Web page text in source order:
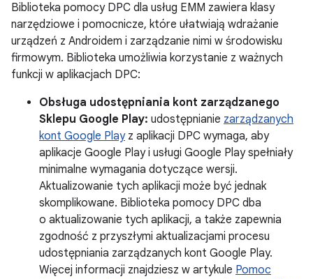
Biblioteka pomocy DPC dla usług EMM zawiera klasy
narzędziowe i pomocnicze, które ułatwiają wdrażanie
urządzeń z Androidem i zarządzanie nimi w środowisku
firmowym. Biblioteka umożliwia korzystanie z ważnych
funkcji w aplikacjach DPC:
Obsługa udostępniania kont zarządzanego
Sklepu Google Play: udostępnianie zarządzanych
kont Google Playz aplikacji DPC wymaga, aby
aplikacje Google Play i usługi Google Play spełniały
minimalne wymagania dotyczące wersji.
Aktualizowanie tych aplikacji może być jednak
skomplikowane. Biblioteka pomocy DPC dba
o aktualizowanie tych aplikacji, a także zapewnia
zgodność z przyszłymi aktualizacjami procesu
udostępniania zarządzanych kont Google Play.
Więcej informacji znajdziesz w artykule Pomoc